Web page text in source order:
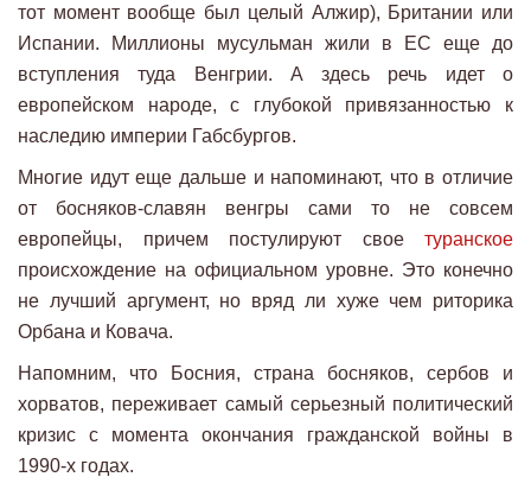
тот момент вообще был целый Алжир), Британии или
Испании. Миллионы мусульман жили в ЕС еще до
вступления туда Венгрии. А здесь речь идет о
европейском народе, с глубокой привязанностью к
наследию империи Габсбургов.
Многие идут еще дальше и напоминают, что в отличие
от босняков-славян венгры сами то не совсем
европейцы, причем постулируют свое туранское
происхождение на официальном уровне. Это конечно
не лучший аргумент, но вряд ли хуже чем риторика
Орбана и Ковача.
Напомним, что Босния, страна босняков, сербов и
хорватов, переживает самый серьезный политический
кризис с момента окончания гражданской войны в
1990-х годах.